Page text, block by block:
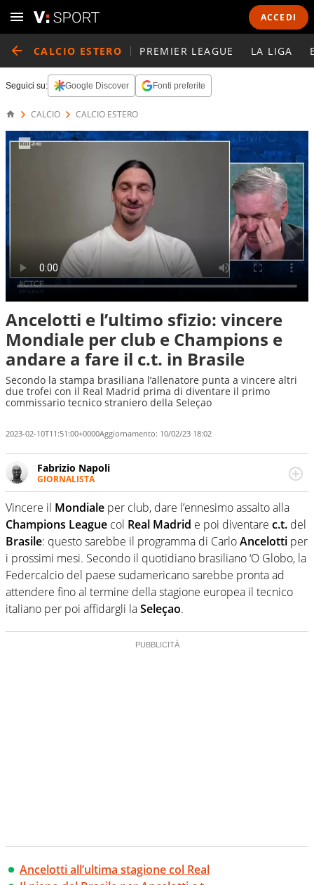
ACCEDI
CALCIO ESTERO PREMIER LEAGUE LA LIGA
Seguici su: Google Discover Fonti preferite
CALCIO CALCIO ESTERO
Ancelotti e l’ultimo sfizio: vincere
Mondiale per club e Champions e
andare a fare il c.t. in Brasile
Secondo la stampa brasiliana l’allenatore punta a vincere altri
due trofei con il Real Madrid prima di diventare il primo
commissario tecnico straniero della Seleçao
2023-02-10T11:51:00+0000Aggiornamento: 10/02/23 18:02
Fabrizio Napoli
GIORNALISTA
Giornalista professionista, per Virgilio Sport segue anche
il calcio ma è con la pallanuoto che esalta competenze e
passioni. Cura la comunicazione di HaBaWaBa, il più
grande festival di waterpolo per bambini al mondo
Vincere il Mondiale per club, dare l’ennesimo assalto alla
Champions League col Real Madrid e poi diventare c.t. del
Brasile: questo sarebbe il programma di CarloAncelotti per
i prossimi mesi. Secondo il quotidiano brasiliano ‘O Globo, la
Federcalcio del paese sudamericano sarebbe pronta ad
attendere fino al termine della stagione europea il tecnico
italiano per poi affidargli laSeleçao.
Ancelotti all’ultima stagione col Real